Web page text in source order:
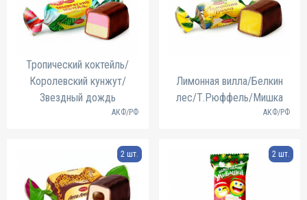
Тропический коктейль/
Королевский кунжут/
Звездный дождь
АКФ/РФ
Лимонная вилла/Белкин
лес/Т.Рюффель/Мишка
АКФ/РФ
2 шт. 2 шт.